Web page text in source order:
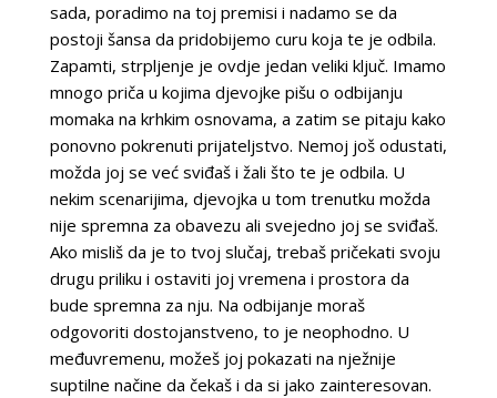
sada, poradimo na toj premisi i nadamo se da
postoji šansa da pridobijemo curu koja te je odbila.
Zapamti, strpljenje je ovdje jedan veliki ključ. Imamo
mnogo priča u kojima djevojke pišu o odbijanju
momaka na krhkim osnovama, a zatim se pitaju kako
ponovno pokrenuti prijateljstvo. Nemoj još odustati,
možda joj se već sviđaš i žali što te je odbila. U
nekim scenarijima, djevojka u tom trenutku možda
nije spremna za obavezu ali svejedno joj se sviđaš.
Ako misliš da je to tvoj slučaj, trebaš pričekati svoju
drugu priliku i ostaviti joj vremena i prostora da
bude spremna za nju. Na odbijanje moraš
odgovoriti dostojanstveno, to je neophodno. U
međuvremenu, možeš joj pokazati na nježnije
suptilne načine da čekaš i da si jako zainteresovan.